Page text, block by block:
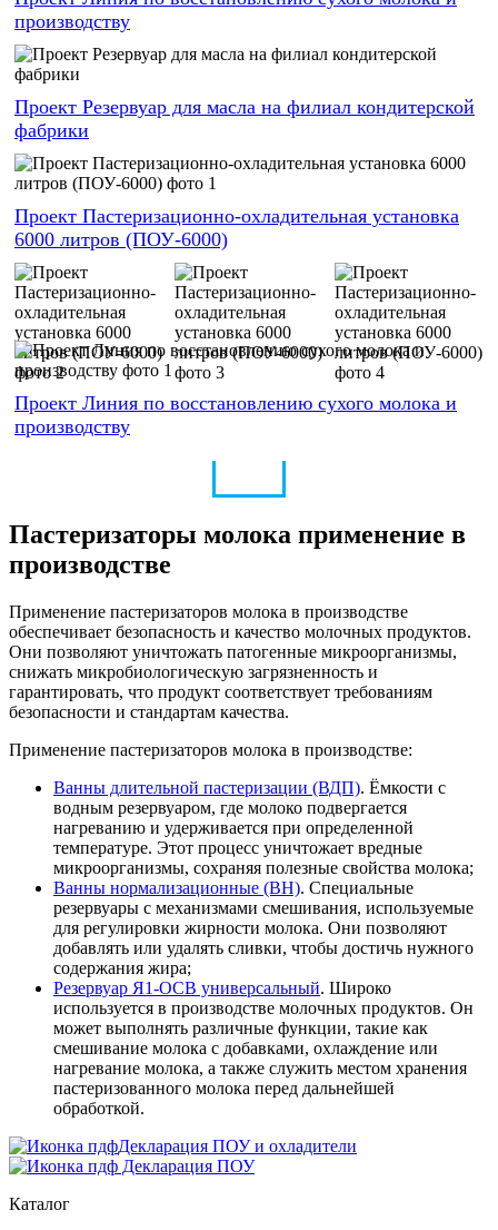
производству
Проект Резервуар для масла на филиал кондитерской
фабрики
Проект Пастеризационно-охладительная установка
6000 литров (ПОУ-6000)
Проект Линия по восстановлению сухого молока и
производству
Пастеризаторы молока применение в
производстве
Применение пастеризаторов молока в производстве
обеспечивает безопасность и качество молочных продуктов.
Они позволяют уничтожать патогенные микроорганизмы,
снижать микробиологическую загрязненность и
гарантировать, что продукт соответствует требованиям
безопасности и стандартам качества.
Применение пастеризаторов молока в производстве:
Ванны длительной пастеризации (ВДП). Ёмкости с
водным резервуаром, где молоко подвергается
нагреванию и удерживается при определенной
температуре. Этот процесс уничтожает вредные
микроорганизмы, сохраняя полезные свойства молока;
Ванны нормализационные (ВН). Специальные
резервуары с механизмами смешивания, используемые
для регулировки жирности молока. Они позволяют
добавлять или удалять сливки, чтобы достичь нужного
содержания жира;
Резервуар Я1-ОСВ универсальный. Широко
используется в производстве молочных продуктов. Он
может выполнять различные функции, такие как
смешивание молока с добавками, охлаждение или
нагревание молока, а также служить местом хранения
пастеризованного молока перед дальнейшей
обработкой.
Декларация ПОУ и охладители
Декларация ПОУ
Каталог